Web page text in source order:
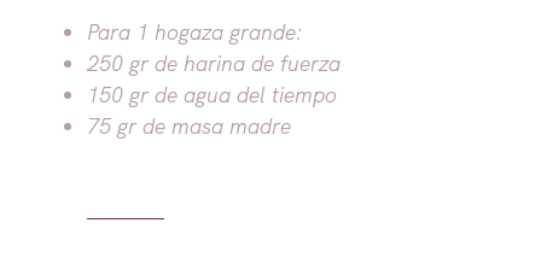
Para 1 hogaza grande:
250 gr de harina de fuerza
150 gr de agua del tiempo
75 gr de masa madre